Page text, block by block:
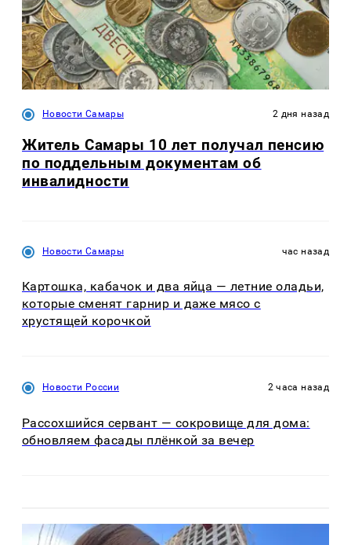
Новости Самары 2 дня назад
Житель Самары 10 лет получал пенсию
по поддельным документам об
инвалидности
Новости Самары час назад
Картошка, кабачок и два яйца — летние оладьи,
которые сменят гарнир и даже мясо с
хрустящей корочкой
Новости России 2 часа назад
Рассохшийся сервант — сокровище для дома:
обновляем фасады плёнкой за вечер